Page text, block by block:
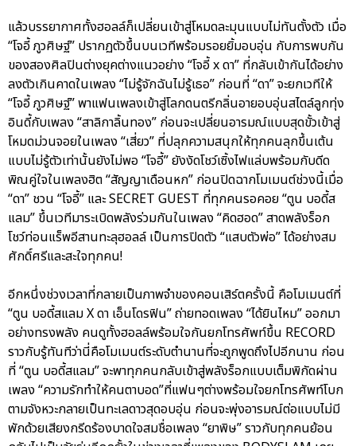
แล้วบรรยากาศทั้งฮอลล์ก็เปลี่ยนเข้าสู่โหมดละมุนแบบไม่ทันตั้งตัว เมื่อ
“โจอี้ ภูวศิษฐ์” ปรากฏตัวขึ้นบนเวทีพร้อมรอยยิ้มอบอุ่น กับการพบกัน
ของสองศิลปินต่างยุคต่างแนวอย่าง “โจอี้ x ดา” ที่กลับเข้ากันได้อย่าง
ลงตัวเกินคาดในเพลง “ไม่รู้จักฉันไม่รู้เธอ” ก่อนที่ “ดา” จะยกเวทีให้
“โจอี้ ภูวศิษฐ์” พาแฟนเพลงเข้าสู่โลกดนตรีกลิ่นอายอบอุ่นสไตล์ลูกทุ่ง
อินดี้กับเพลง “สาลิกาลิ้นทอง” ก่อนจะเปลี่ยนอารมณ์แบบสุดขั้วเข้าสู่
โหมดม่วนจอยในเพลง “เสี่ยว” ที่ปลุกความสนุกให้ทุกคนลุกขึ้นเต้น
แบบไม่รู้ตัวเท่านั้นยังไม่พอ “โจอี้” ยังงัดโชว์เซิ้งไฟแล่บพร้อมกับดีด
พิณคู่ใจในเพลงฮิต “สัญญาเดือนหก” ก่อนปิดฉากโมเมนต์ช่วงนี้เมื่อ
“ดา” ชวน “โจอี้” และ SECRET GUEST ที่ทุกคนรอคอย “ตูน บอดี้ส
แลม” ขึ้นเวทีมาระเบิดพลังร่วมกันในเพลง “คิดฮอด” สาดพลังร็อก
โชว์ท่อนแร็พอีสานทะลุฮอลล์ เป็นการปิดตัว “แสบตัวพ่อ” ได้อย่างสม
ศักดิ์ศรีและสะใจทุกคน!
อีกหนึ่งช่วงเวลาที่กลายเป็นภาพจำของคอนเสิร์ตครั้งนี้ คือโมเมนต์ที่
“ตูน บอดี้สแลม X ดา เอ็นโดรฟิน” ถ่ายทอดเพลง “ได้ยินไหม” ออกมา
อย่างทรงพลัง คนดูทั้งฮอลล์พร้อมใจกันยกโทรศัพท์ขึ้น RECORD
ราวกับรู้ทันทีว่านี่คือโมเมนต์ระดับตำนานที่จะถูกพูดถึงไปอีกนาน ก่อน
ที่ “ตูน บอดี้สแลม” จะพาทุกคนกลับเข้าสู่พลังร็อกแบบเต็มพิกัดผ่าน
เพลง “ความรักทำให้คนตาบอด”ที่แฟนๆต่างพร้อมใจยกโทรศัพท์โบก
ตามจังหวะกลายเป็นทะเลดาวสุดอบอุ่น ก่อนจะพุ่งอารมณ์ต่อแบบไม่มี
พักด้วยเสียงกรีดร้องบาดใจสมชื่อเพลง “ยาพิษ” ราวกับทุกคนย้อน